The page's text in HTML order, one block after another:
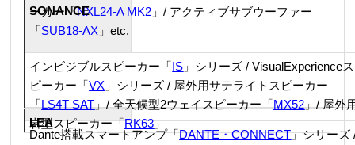
ーカー「NXL24-A MK2 」/ アクティブサブウーファー
「SUB18-AX 」etc.
SONANCE
インビジブルスピーカー「IS 」シリーズ / VisualExperienceス
ピーカー「VX 」シリーズ / 屋外用サテライトスピーカー
「LS4T SAT」/ 全天候型2ウェイスピーカー「MX52」/ 屋外
岩型スピーカー「RK63」
LEA
Dante搭載スマートアンプ「DANTE・CONNECT」シリーズ